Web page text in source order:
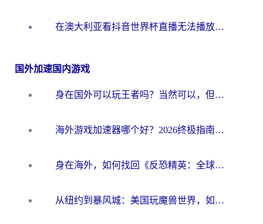
在澳大利亚看抖音世界杯直播无法播放？海外党体育观赛终极指南来了！
国外加速国内游戏
身在国外可以玩王者吗？当然可以，但你需要这份“加速”指南
海外游戏加速器哪个好？2026终极指南帮你畅玩国服+解决卡顿难题
身在海外，如何找回《反恐精英：全球攻势》国服的丝滑手感？一份给你的终极指南
从纽约到暴风城：美国玩魔兽世界，如何找到你的最佳网络航线